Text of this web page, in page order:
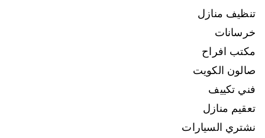
تنظيف منازل
خرسانات
مكتب افراح
صالون الكويت
فني تكييف
تعقيم منازل
نشتري السيارات